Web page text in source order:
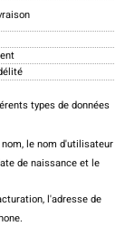
types de données
le nom d'utilisateur
de naissance et le
l'adresse de